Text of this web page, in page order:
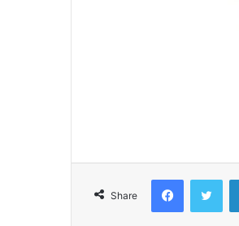
Share